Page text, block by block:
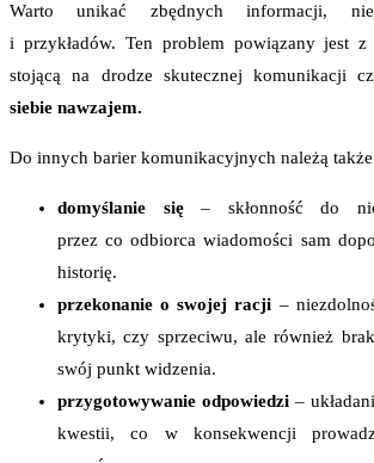
Warto unikać zbędnych informacji,
i przykładów. Ten problem powiązany jest z
stojącą na drodze skutecznej komunikacji
siebie nawzajem.
Do innych barier komunikacyjnych należą
domyślanie się– skłonność do
przez co odbiorca wiadomości sam
historię.
przekonanie o swojej racji –
krytyki, czy sprzeciwu, ale również
swój punkt widzenia.
przygotowywanie odpowiedzi –
kwestii, co w konsekwencji